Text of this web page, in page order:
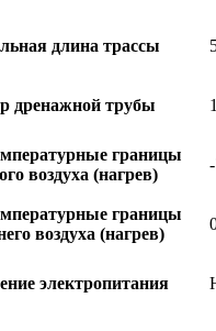
длина трассы
дренажной трубы
границы
воздуха (нагрев)
границы
воздуха (нагрев)
электропитания